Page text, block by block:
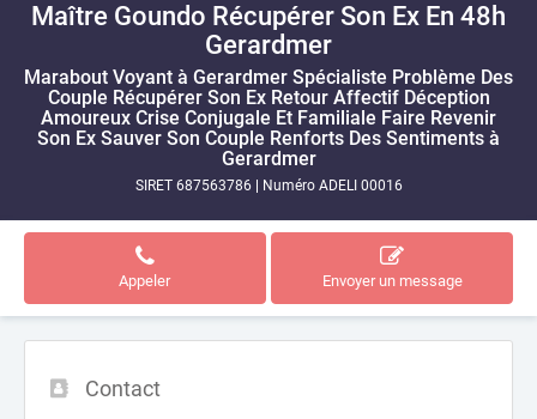
Maître Goundo Récupérer Son Ex En 48h
Gerardmer
Marabout Voyant à Gerardmer Spécialiste Problème Des
Couple Récupérer Son Ex Retour Affectif Déception
Amoureux Crise Conjugale Et Familiale Faire Revenir
Son Ex Sauver Son Couple Renforts Des Sentiments à
Gerardmer
SIRET 687563786 Numéro ADELI 00016
Appeler Envoyer un message
Contact